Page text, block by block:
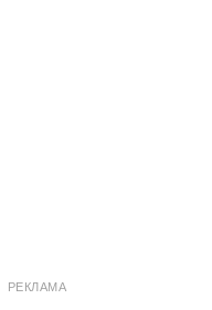
РЕКЛАМА